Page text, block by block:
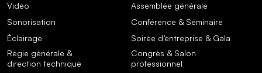
Vidéo
Sonorisation
Éclairage
Régie générale &
direction technique
Assemblée générale
Conférence & Séminaire
Soirée d’entreprise & Gala
Congrès & Salon
professionnel